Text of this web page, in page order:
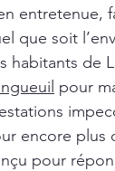
entretenue,
que soit
habitants de
pour
encore plus
pour